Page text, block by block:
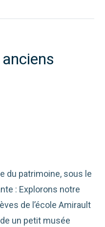
du patrimoine, sous le
: Explorons notre
de l’école Amirault
un petit musée